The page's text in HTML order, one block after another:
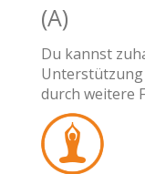
(A)
Du kannst
Unterstützung
durch weitere